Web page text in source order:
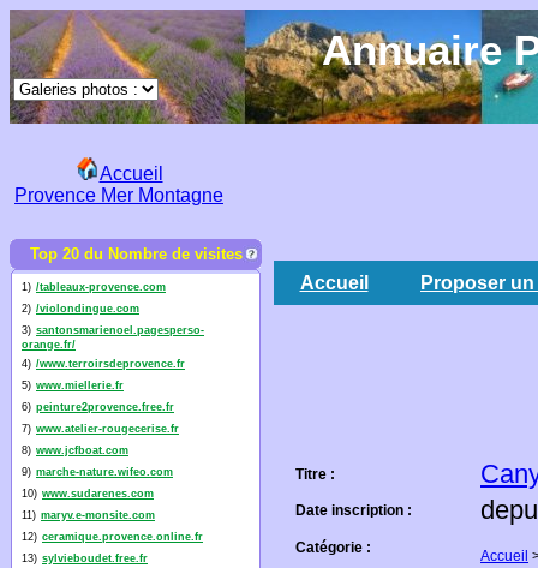
Annuaire
Accueil
Provence Mer Montagne
Top 20 du Nombre de visites
1) /tableaux-provence.com
2) /violondingue.com
3) santonsmarienoel.pagesperso-
orange.fr/
4) /www.terroirsdeprovence.fr
5) www.miellerie.fr
6) peinture2provence.free.fr
7) www.atelier-rougecerise.fr
8) www.jcfboat.com
9) marche-nature.wifeo.com
10) www.sudarenes.com
11) maryv.e-monsite.com
12) ceramique.provence.online.fr
13) sylvieboudet.free.fr
Accueil Proposer
Titre :
Date inscription :
Catégorie : Accueil